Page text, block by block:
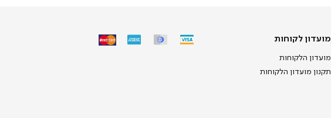
מועדון
מועדון לקוחות
מועדון הלקוחות
תקנון מועדון הלקוחות